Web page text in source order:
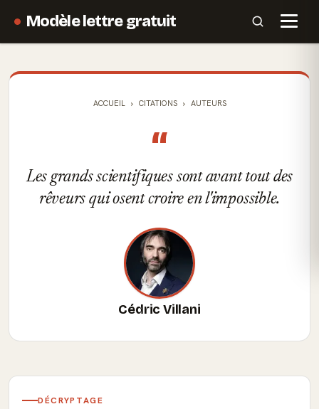
Modèle lettre gratuit
ACCUEIL CITATIONS AUTEURS
“
Les grands scientifiques sont avant tout des
rêveurs qui osent croire en l'impossible.
Cédric Villani
DÉCRYPTAGE